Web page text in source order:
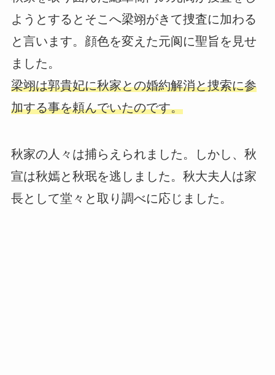
ようとするとそこへ梁翊がきて捜査に加わる
と言います。顔色を変えた元阆に聖旨を見せ
ました。
梁翊は郭貴妃に秋家との婚約解消と捜索に参
加する事を頼んでいたのです。
秋家の人々は捕らえられました。しかし、秋
宣は秋嫣と秋珉を逃しました。秋大夫人は家
長として堂々と取り調べに応じました。